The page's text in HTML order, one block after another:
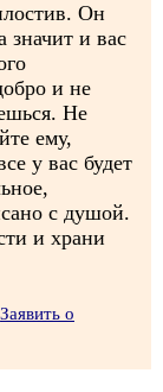
Он
значит и вас
и не
Не
ему,
у вас будет
с душой.
и храни
Заявить о